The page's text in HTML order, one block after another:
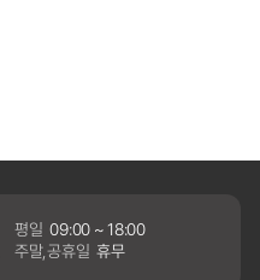
평일 09:00 ~ 18:00
주말,공휴일 휴무